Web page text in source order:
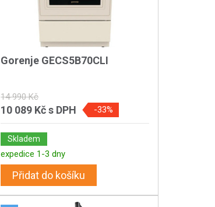
Gorenje GECS5B70CLI
14 990 Kč
10 089 Kčs DPH -33%
Skladem
expedice 1-3 dny
Přidat do košíku